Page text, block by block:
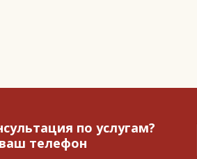
по услугам?
телефон